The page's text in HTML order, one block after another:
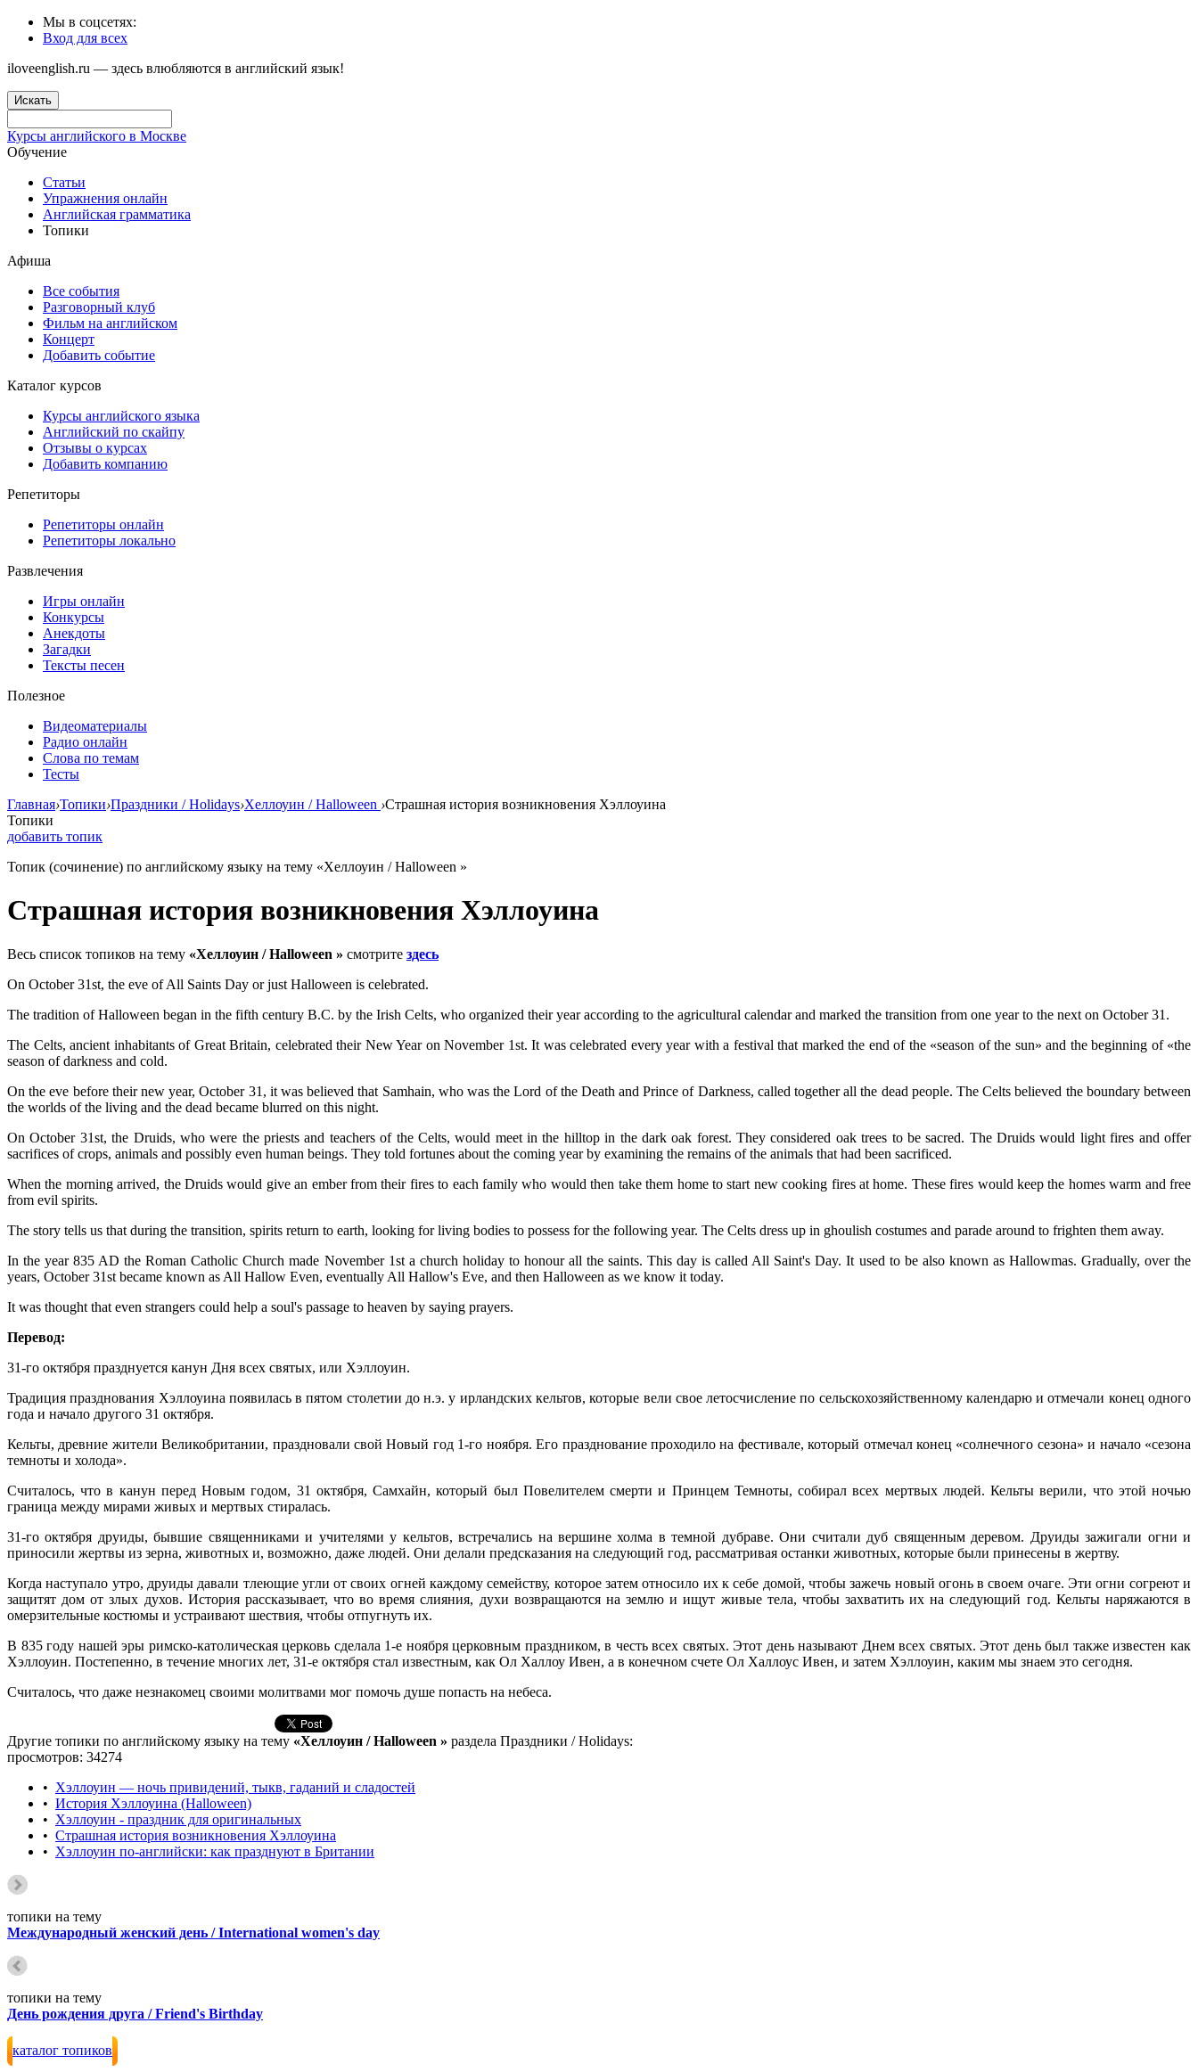
Мы в соцсетях:
Вход для всех
iloveenglish.ru — здесь влюбляются в английский язык!
Искать
Курсы английского в Москве
Обучение
Статьи
Упражнения онлайн
Английская грамматика
Топики
Афиша
Все события
Разговорный клуб
Фильм на английском
Концерт
Добавить событие
Каталог курсов
Курсы английского языка
Английский по скайпу
Отзывы о курсах
Добавить компанию
Репетиторы
Репетиторы онлайн
Репетиторы локально
Развлечения
Игры онлайн
Конкурсы
Анекдоты
Загадки
Тексты песен
Полезное
Видеоматериалы
Радио онлайн
Слова по темам
Тесты
Главная›Топики›Праздники / Holidays›Хеллоуин / Halloween ›Страшная история возникновения Хэллоуина
Топики
добавить топик
Топик (сочинение) по английскому языку на тему «Хеллоуин / Halloween »
Страшная история возникновения Хэллоуина
Весь список топиков на тему «Хеллоуин / Halloween » смотрите здесь
On October 31st, the eve of All Saints Day or just Halloween is celebrated.
The tradition of Halloween began in the fifth century B.C. by the Irish Celts, who organized their year according to the agricultural calendar and marked the transition from one year to the next on October 31.
The Celts, ancient inhabitants of Great Britain, celebrated their New Year on November 1st. It was celebrated every year with a festival that marked the end of the «season of the sun» and the beginning of «the
season of darkness and cold.
On the eve before their new year, October 31, it was believed that Samhain, who was the Lord of the Death and Prince of Darkness, called together all the dead people. The Celts believed the boundary between
the worlds of the living and the dead became blurred on this night.
On October 31st, the Druids, who were the priests and teachers of the Celts, would meet in the hilltop in the dark oak forest. They considered oak trees to be sacred. The Druids would light fires and offer
sacrifices of crops, animals and possibly even human beings. They told fortunes about the coming year by examining the remains of the animals that had been sacrificed.
When the morning arrived, the Druids would give an ember from their fires to each family who would then take them home to start new cooking fires at home. These fires would keep the homes warm and free
from evil spirits.
The story tells us that during the transition, spirits return to earth, looking for living bodies to possess for the following year. The Celts dress up in ghoulish costumes and parade around to frighten them away.
In the year 835 AD the Roman Catholic Church made November 1st a church holiday to honour all the saints. This day is called All Saint's Day. It used to be also known as Hallowmas. Gradually, over the
years, October 31st became known as All Hallow Even, eventually All Hallow's Eve, and then Halloween as we know it today.
It was thought that even strangers could help a soul's passage to heaven by saying prayers.
Перевод:
31-го октября празднуется канун Дня всех святых, или Хэллоуин.
Традиция празднования Хэллоуина появилась в пятом столетии до н.э. у ирландских кельтов, которые вели свое летосчисление по сельскохозяйственному календарю и отмечали конец одного
года и начало другого 31 октября.
Кельты, древние жители Великобритании, праздновали свой Новый год 1-го ноября. Его празднование проходило на фестивале, который отмечал конец «солнечного сезона» и начало «сезона
темноты и холода».
Считалось, что в канун перед Новым годом, 31 октября, Самхайн, который был Повелителем смерти и Принцем Темноты, собирал всех мертвых людей. Кельты верили, что этой ночью
граница между мирами живых и мертвых стиралась.
31-го октября друиды, бывшие священниками и учителями у кельтов, встречались на вершине холма в темной дубраве. Они считали дуб священным деревом. Друиды зажигали огни и
приносили жертвы из зерна, животных и, возможно, даже людей. Они делали предсказания на следующий год, рассматривая останки животных, которые были принесены в жертву.
Когда наступало утро, друиды давали тлеющие угли от своих огней каждому семейству, которое затем относило их к себе домой, чтобы зажечь новый огонь в своем очаге. Эти огни согреют и
защитят дом от злых духов. История рассказывает, что во время слияния, духи возвращаются на землю и ищут живые тела, чтобы захватить их на следующий год. Кельты наряжаются в
омерзительные костюмы и устраивают шествия, чтобы отпугнуть их.
В 835 году нашей эры римско-католическая церковь сделала 1-е ноября церковным праздником, в честь всех святых. Этот день называют Днем всех святых. Этот день был также известен как
Хэллоуин. Постепенно, в течение многих лет, 31-е октября стал известным, как Ол Халлоу Ивен, а в конечном счете Ол Халлоус Ивен, и затем Хэллоуин, каким мы знаем это сегодня.
Считалось, что даже незнакомец своими молитвами мог помочь душе попасть на небеса.
Другие топики по английскому языку на тему «Хеллоуин / Halloween » раздела Праздники / Holidays:
просмотров: 34274
• Хэллоуин — ночь привидений, тыкв, гаданий и сладостей
• История Хэллоуина (Halloween)
• Хэллоуин - праздник для оригинальных
• Страшная история возникновения Хэллоуина
• Хэллоуин по-английски: как празднуют в Британии
топики на тему
Международный женский день / International women's day
топики на тему
День рождения друга / Friend's Birthday
каталог топиков